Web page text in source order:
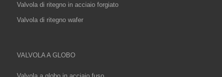
Valvola di ritegno in acciaio forgiato
Valvola di ritegno wafer
VALVOLA A GLOBO